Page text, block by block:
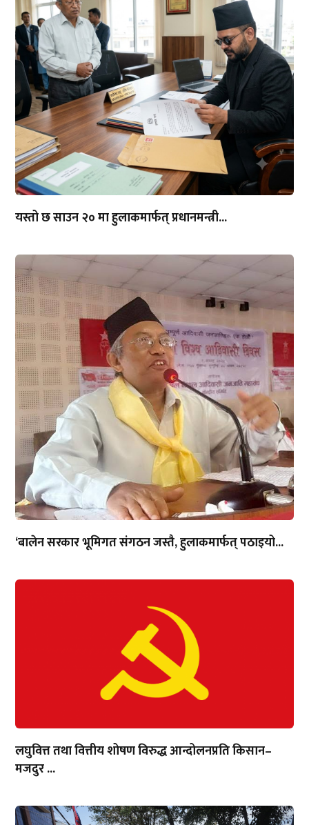
यस्तो छ साउन २० मा हुलाकमार्फत् प्रधानमन्त्री...
‘बालेन सरकार भूमिगत संगठन जस्तै, हुलाकमार्फत् पठाइयो...
लघुवित्त तथा वित्तीय शोषण विरुद्ध आन्दोलनप्रति किसान–
मजदुर ...